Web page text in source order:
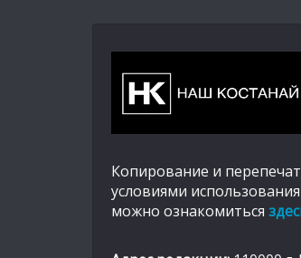
Копирование и
условиями
можно ознакомиться